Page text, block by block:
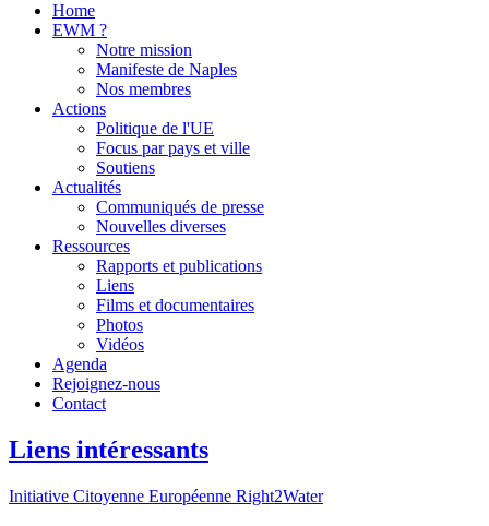
Home
EWM ?
Notre mission
Manifeste de Naples
Nos membres
Actions
Politique de l'UE
Focus par pays et ville
Soutiens
Actualités
Communiqués de presse
Nouvelles diverses
Ressources
Rapports et publications
Liens
Films et documentaires
Photos
Vidéos
Agenda
Rejoignez-nous
Contact
Liens intéressants
Initiative Citoyenne Européenne Right2Water